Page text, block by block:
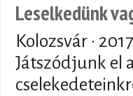
Leselkedünk
Kolozsvár ·
Játszódjunk el